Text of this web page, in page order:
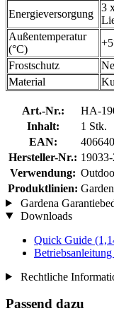
Energieversorgung
3
Außentemperatur
(°C)
Frostschutz
Material
Art.-Nr.:
HA-
Inhalt:
1 Stk.
EAN:
Hersteller-Nr.:
Verwendung:
Produktlinien:
Gardena
Downloads
Quick Guide
Betriebsanleitung
Rechtliche
Passend dazu